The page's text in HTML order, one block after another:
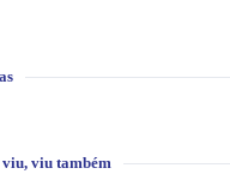
viu, viu também